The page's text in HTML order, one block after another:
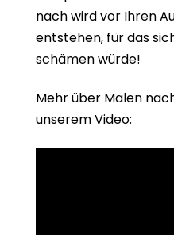
nach wird vor Ihren
entstehen, für das
schämen würde!
Mehr über Malen
unserem Video: